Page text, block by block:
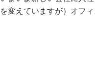
を変えていますが）オフ